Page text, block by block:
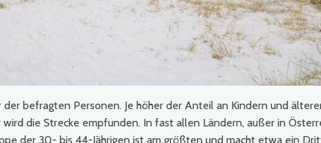
befragten Personen. Je höher der Anteil an Kindern und
die Strecke empfunden. In fast allen Ländern, außer in
der 30- bis 44-Jährigen ist am größten und macht etwa ein